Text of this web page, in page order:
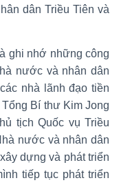
dân Triều Tiên và
ghi nhớ những công
nước và nhân dân
nhà lãnh đạo tiền
Bí thư Kim Jong
tịch Quốc vụ Triều
nước và nhân dân
dựng và phát triển
tiếp tục phát triển